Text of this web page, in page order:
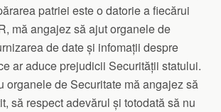
patriei este o datorie a fiecărui
mă angajez să ajut organele de
de date și infomații despre
ar aduce prejudicii Securității statului.
organele de Securitate mă angajez să
să respect adevărul și totodată să nu